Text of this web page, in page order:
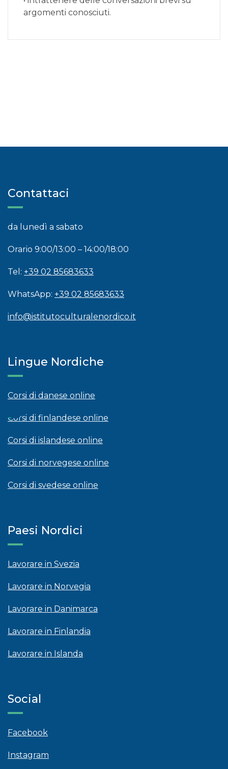
argomenti conosciuti.
Contattaci
da lunedì a sabato
Orario 9:00/13:00 – 14:00/18:00
Tel: +39 02 85683633
WhatsApp: +39 02 85683633
info@istitutoculturalenordico.it
Lingue Nordiche
Corsi di danese online
Corsi di finlandese online
Corsi di islandese online
Corsi di norvegese online
Corsi di svedese online
Paesi Nordici
Lavorare in Svezia
Lavorare in Norvegia
Lavorare in Danimarca
Lavorare in Finlandia
Lavorare in Islanda
Social
Facebook
Instagram